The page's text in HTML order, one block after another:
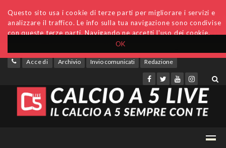
OK
Questo sito usa i cookie di terze parti per migliorare i servizi e
analizzare il traffico. Le info sulla tua navigazione sono condivise
con queste terze parti. Navigando ne accetti l'uso dei cookie.
Accedi Archivio Invio comunicati Redazione